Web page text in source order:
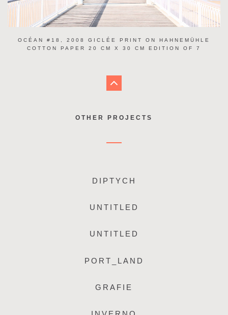
OCÉAN #18, 2008 GICLÉE PRINT ON HAHNEMÜHLE
COTTON PAPER 20 CM X 30 CM EDITION OF 7
OTHER PROJECTS
DIPTYCH
UNTITLED
UNTITLED
PORT_LAND
GRAFIE